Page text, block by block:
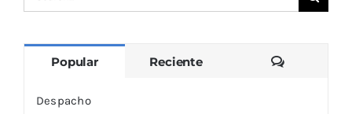
for:
Popular Reciente
Despacho